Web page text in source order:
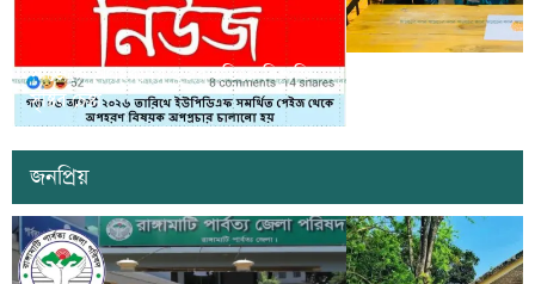
সাজেকে অপহরণের গুজব ছড়িয়ে বিভ্রান্তি
সৃষ্টির চেষ্টা
জনপ্রিয়